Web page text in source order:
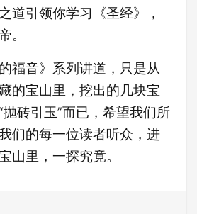
道引领你学习《圣经》，
。
福音》系列讲道，只是从
的宝山里，挖出的几块宝
砖引玉”而已，希望我们所
们的每一位读者听众，进
山里，一探究竟。